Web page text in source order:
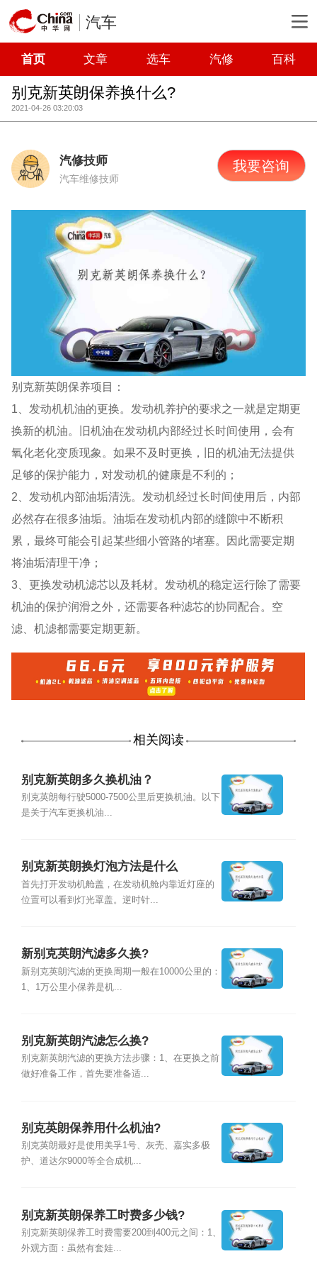
汽车
首页 文章 选车 汽修 百科
别克新英朗保养换什么?
2021-04-26 03:20:03
汽修技师
汽车维修技师
我要咨询
别克新英朗保养项目：
1、发动机机油的更换。发动机养护的要求之一就是定期更
换新的机油。旧机油在发动机内部经过长时间使用，会有
氧化老化变质现象。如果不及时更换，旧的机油无法提供
足够的保护能力，对发动机的健康是不利的；
2、发动机内部油垢清洗。发动机经过长时间使用后，内部
必然存在很多油垢。油垢在发动机内部的缝隙中不断积
累，最终可能会引起某些细小管路的堵塞。因此需要定期
将油垢清理干净；
3、更换发动机滤芯以及耗材。发动机的稳定运行除了需要
机油的保护润滑之外，还需要各种滤芯的协同配合。空
滤、机滤都需要定期更新。
相关阅读
别克新英朗多久换机油？
别克英朗每行驶5000-7500公里后更换机油。以下
是关于汽车更换机油...
别克新英朗换灯泡方法是什么
首先打开发动机舱盖，在发动机舱内靠近灯座的
位置可以看到灯光罩盖。逆时针...
新别克英朗汽滤多久换?
新别克英朗汽滤的更换周期一般在10000公里的：
1、1万公里小保养是机...
别克新英朗汽滤怎么换?
别克新英朗汽滤的更换方法步骤：1、在更换之前
做好准备工作，首先要准备适...
别克英朗保养用什么机油?
别克英朗最好是使用美孚1号、灰壳、嘉实多极
护、道达尔9000等全合成机...
别克新英朗保养工时费多少钱?
别克新英朗保养工时费需要200到400元之间：1、
外观方面：虽然有套娃...